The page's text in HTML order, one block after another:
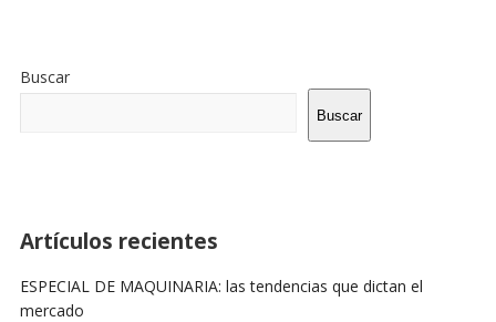
De
La
Lateral
Buscar
Buscar
Artículos recientes
ESPECIAL DE MAQUINARIA: las tendencias que dictan el
mercado